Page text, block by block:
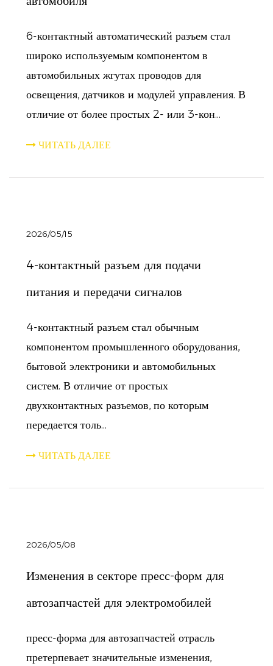
6-контактный автоматический разъем стал
широко используемым компонентом в
автомобильных жгутах проводов для
освещения, датчиков и модулей управления. В
отличие от более простых 2- или 3-кон...
ЧИТАТЬ ДАЛЕЕ
2026/05/15
4-контактный разъем для подачи
питания и передачи сигналов
4-контактный разъем стал обычным
компонентом промышленного оборудования,
бытовой электроники и автомобильных
систем. В отличие от простых
двухконтактных разъемов, по которым
передается толь...
ЧИТАТЬ ДАЛЕЕ
2026/05/08
Изменения в секторе пресс-форм для
автозапчастей для электромобилей
пресс-форма для автозапчастей отрасль
претерпевает значительные изменения,